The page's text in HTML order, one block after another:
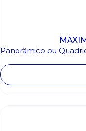
Panorâmico ou